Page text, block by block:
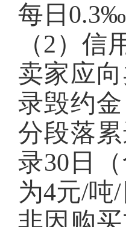
每日
（2）
卖家应
录毁约
分段落
录30日
为4元/吨